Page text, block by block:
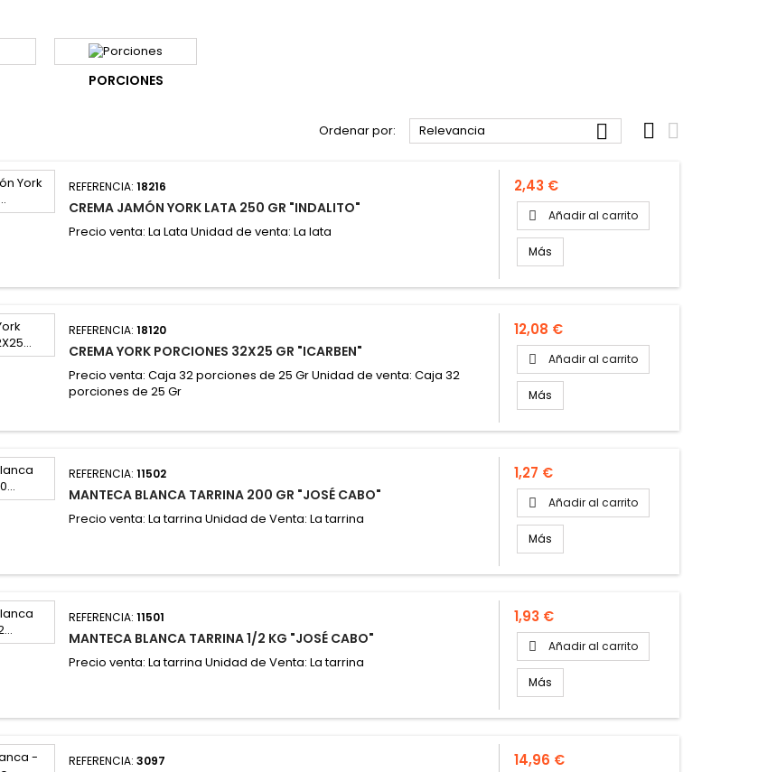
PORCIONES
Ordenar por: Relevancia   
REFERENCIA:18216
CREMA JAMÓN YORK LATA 250 GR "INDALITO"
Precio venta: La Lata Unidad de venta: La lata
Precio
2,43 €
 Añadir al carrito
Más
REFERENCIA:18120
CREMA YORK PORCIONES 32X25 GR "ICARBEN"
Precio venta: Caja 32 porciones de 25 Gr Unidad de venta: Caja 32
porciones de 25 Gr
Precio
12,08 €
 Añadir al carrito
Más
REFERENCIA:11502
MANTECA BLANCA TARRINA 200 GR "JOSÉ CABO"
Precio venta: La tarrina Unidad de Venta: La tarrina
Precio
1,27 €
 Añadir al carrito
Más
REFERENCIA:11501
MANTECA BLANCA TARRINA 1/2 KG "JOSÉ CABO"
Precio venta: La tarrina Unidad de Venta: La tarrina
Precio
1,93 €
 Añadir al carrito
Más
REFERENCIA:3097 Precio
14,96 €